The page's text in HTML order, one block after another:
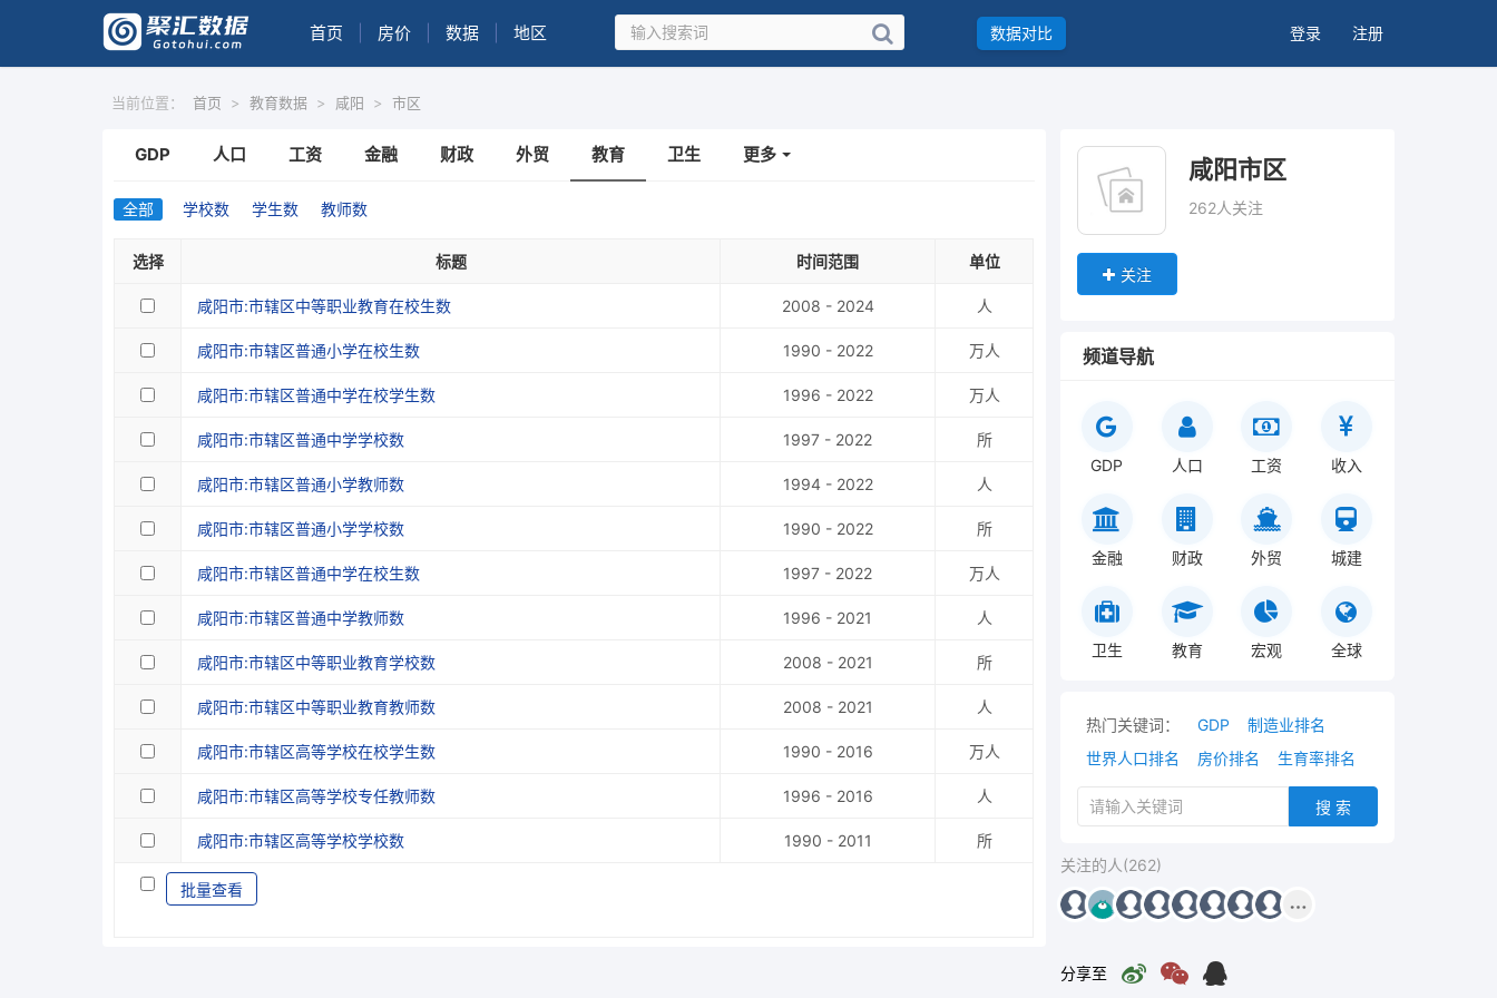
首页 房价 数据 地区 数据对比 登录 注册
当前位置： 首页 > 教育数据 > 咸阳 > 市区
GDP 人口 工资 金融 财政 外贸 教育 卫生 更多
全部 学校数 学生数 教师数
选择 标题 时间范围 单位
咸阳市:市辖区中等职业教育在校生数 2008 - 2024 人
咸阳市:市辖区普通小学在校生数 1990 - 2022 万人
咸阳市:市辖区普通中学在校学生数 1996 - 2022 万人
咸阳市:市辖区普通中学学校数 1997 - 2022 所
咸阳市:市辖区普通小学教师数 1994 - 2022 人
咸阳市:市辖区普通小学学校数 1990 - 2022 所
咸阳市:市辖区普通中学在校生数 1997 - 2022 万人
咸阳市:市辖区普通中学教师数 1996 - 2021 人
咸阳市:市辖区中等职业教育学校数 2008 - 2021 所
咸阳市:市辖区中等职业教育教师数 2008 - 2021 人
咸阳市:市辖区高等学校在校学生数 1990 - 2016 万人
咸阳市:市辖区高等学校专任教师数 1996 - 2016 人
咸阳市:市辖区高等学校学校数 1990 - 2011 所
批量查看
咸阳市区
262人关注
关注
频道导航
GDP 人口 工资 收入
金融 财政 外贸 城建
卫生 教育 宏观 全球
热门关键词： GDP
制造业排名
世界人口排名
房价排名 生育率排名
搜 索
关注的人(262)
分享至